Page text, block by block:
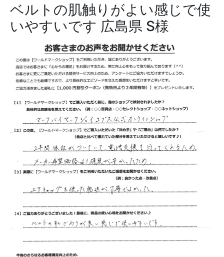
ベルトの肌触りがよい感じで使
いやすいです 広島県 S様